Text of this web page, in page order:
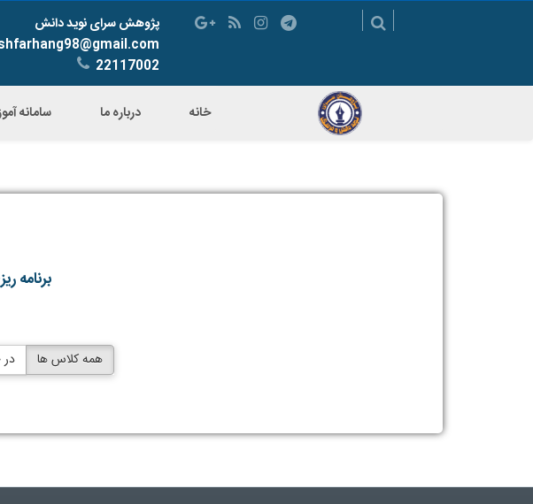
پژوهش سرای نوید دانش
22117002
خانه درباره ما سامانه
برنامه